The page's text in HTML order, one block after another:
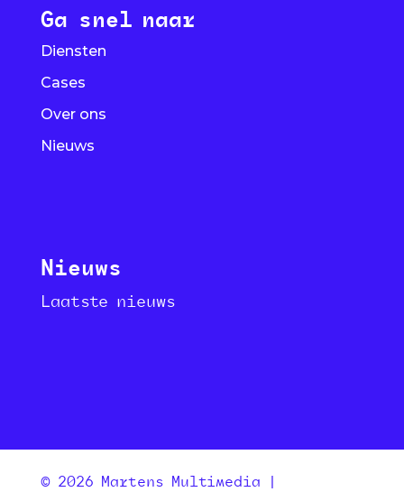
Ga snel naar
Diensten
Cases
Over ons
Nieuws
Nieuws
Laatste nieuws
© 2026 Martens Multimedia |